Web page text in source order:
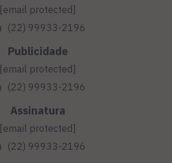
[email protected]
(22) 99933-2196
Publicidade
[email protected]
(22) 99933-2196
Assinatura
[email protected]
(22) 99933-2196